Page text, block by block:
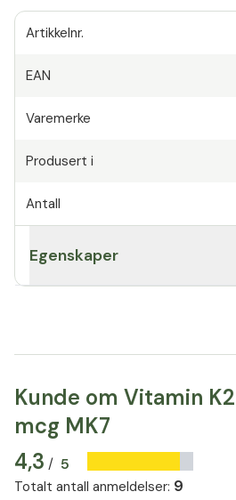
Artikkelnr.
EAN
Varemerke
Produsert i
Antall
Egenskaper
Kunde om Vitamin
mcg MK7
4,3 / 5
Totalt antall anmeldelser: 9